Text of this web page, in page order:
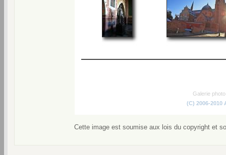
Galerie
(C) 2006-2010
Cette image est soumise aux lois du copyright et